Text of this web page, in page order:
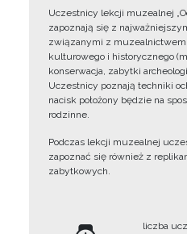
Uczestnicy lekcji muzealnej
zapoznają się z
związanymi z
kulturowego i historycznego
konserwacja, zabytki
Uczestnicy poznają techniki
nacisk położony będzie na
rodzinne.
Podczas lekcji muzealnej
zapoznać się również z
zabytkowych.
liczba